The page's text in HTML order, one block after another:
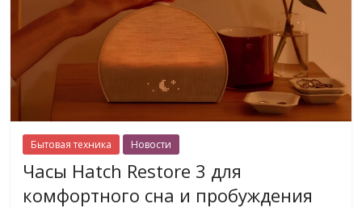
Бытовая техника Новости
Часы Hatch Restore 3 для
комфортного сна и пробуждения